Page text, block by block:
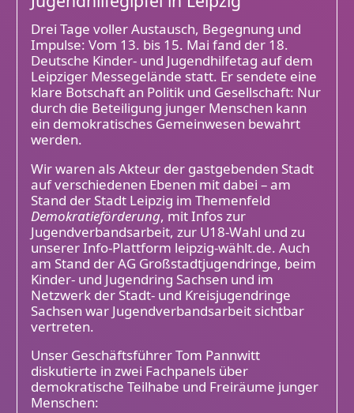
Drei Tage voller Austausch, Begegnung und
Impulse: Vom 13. bis 15. Mai fand der 18.
Deutsche Kinder- und Jugendhilfetag auf dem
Leipziger Messegelände statt. Er sendete eine
klare Botschaft an Politik und Gesellschaft: Nur
durch die Beteiligung junger Menschen kann
ein demokratisches Gemeinwesen bewahrt
werden.
Wir waren als Akteur der gastgebenden Stadt
auf verschiedenen Ebenen mit dabei – am
Stand der Stadt Leipzig im Themenfeld
Demokratieförderung, mit Infos zur
Jugendverbandsarbeit, zur U18-Wahl und zu
unserer Info-Plattform leipzig-wählt.de. Auch
am Stand der AG Großstadtjugendringe, beim
Kinder- und Jugendring Sachsen und im
Netzwerk der Stadt- und Kreisjugendringe
Sachsen war Jugendverbandsarbeit sichtbar
vertreten.
Unser Geschäftsführer Tom Pannwitt
diskutierte in zwei Fachpanels über
demokratische Teilhabe und Freiräume junger
Menschen: